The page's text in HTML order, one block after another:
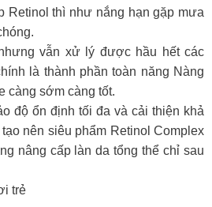
Retinol thì như nắng hạn gặp mưa
vẫn xử lý được hầu hết các
là thành phần toàn năng Nàng
càng sớm càng tốt.
độ ổn định tối đa và cải thiện khả
nên siêu phẩm Retinol Complex
nâng cấp làn da tổng thể chỉ sau
trẻ